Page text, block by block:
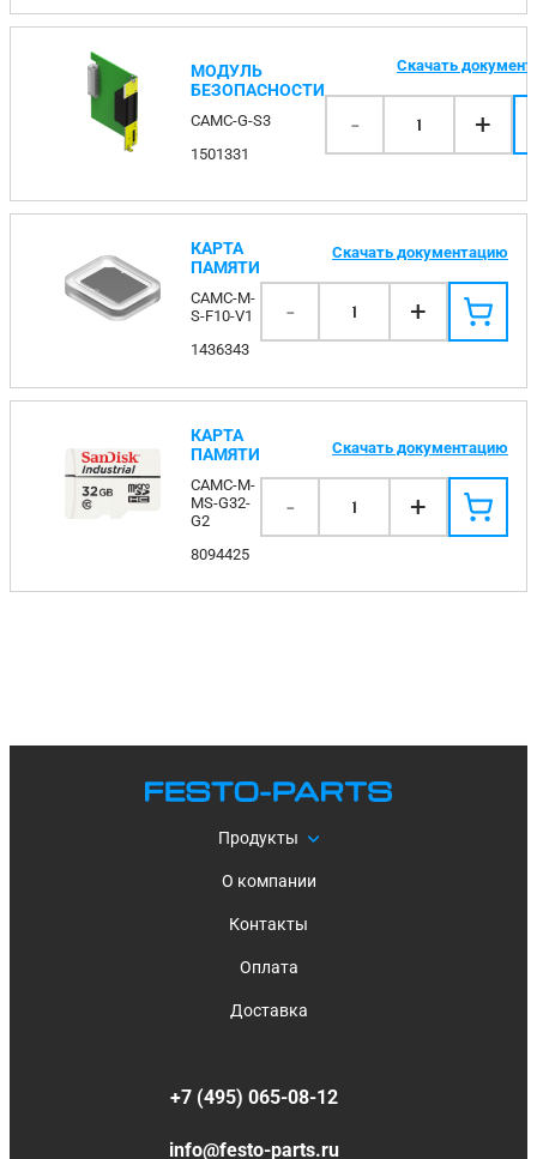
МОДУЛЬ
БЕЗОПАСНОСТИ
CAMC-G-S3
1501331
Скачать
- 1 +
КАРТА
ПАМЯТИ
CAMC-M-
S-F10-V1
1436343
Скачать документацию
- 1 +
КАРТА
ПАМЯТИ
CAMC-M-
MS-G32-
G2
8094425
Скачать документацию
- 1 +
Продукты
О компании
Контакты
Оплата
Доставка
+7 (495) 065-08-12
info@festo-parts.ru